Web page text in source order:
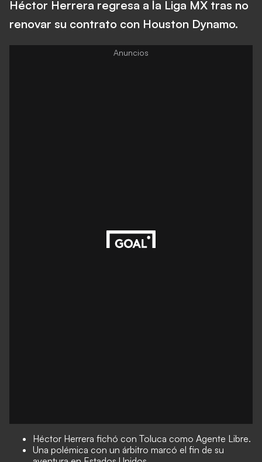
Héctor Herrera regresa a la Liga MX tras no
renovar su contrato con Houston Dynamo.
Héctor Herrera fichó con Toluca como Agente Libre.
Una polémica con un árbitro marcó el fin de su